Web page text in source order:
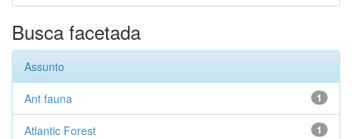
Busca facetada
Assunto
1
Ant fauna
1
Atlantic Forest